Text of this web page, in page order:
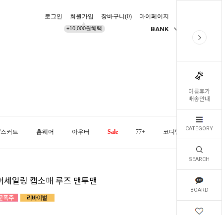
여름휴가
배송안내
CATEGORY
SEARCH
BOARD
로그인 회원가입
+10,000원혜택
장바구니(0) 마이페이지
BANK
커트 홈웨어 아우터 Sale 77+ 코디템 오늘발송
세일링 캡소매 루즈 맨투맨